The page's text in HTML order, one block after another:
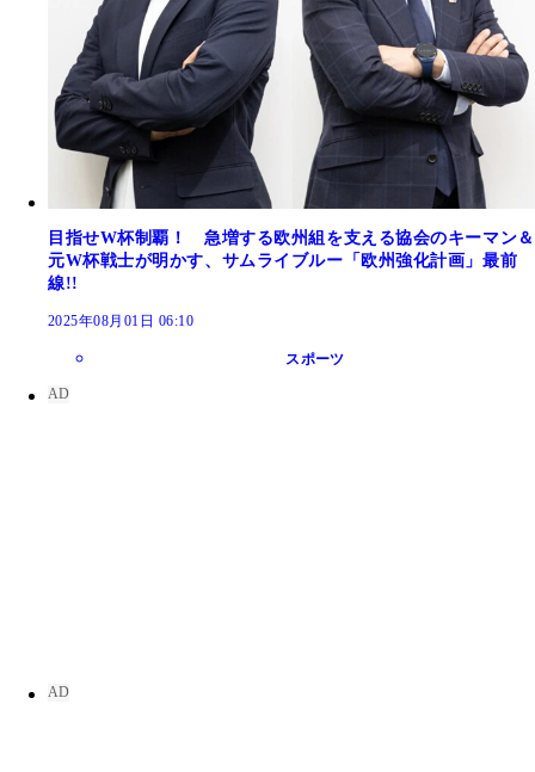
目指せW杯制覇！ 急増する欧州組を支える協会のキーマン＆
元W杯戦士が明かす、サムライブルー「欧州強化計画」最前
線!!
2025年08月01日 06:10
スポーツ